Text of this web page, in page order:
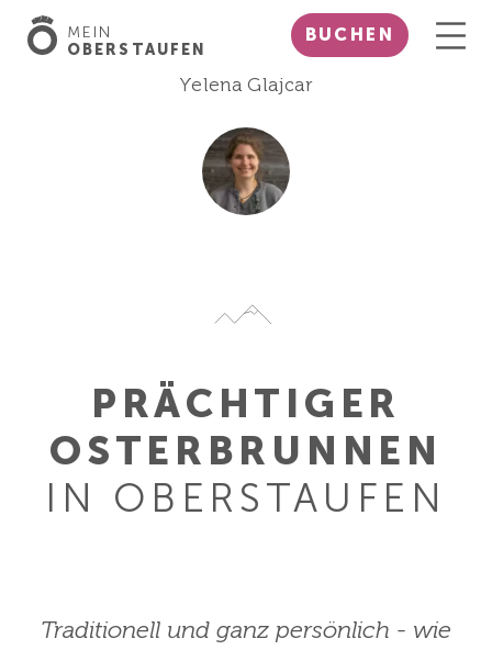
MEIN
OBERSTAUFEN
BUCHEN
Yelena Glajcar
PRÄCHTIGER
OSTERBRUNNEN
IN OBERSTAUFEN
Traditionell und ganz persönlich - wie